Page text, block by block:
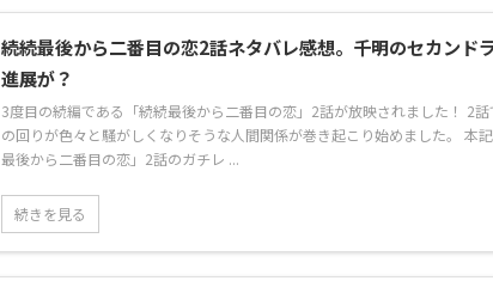
続続最後から二番目の恋2話ネタバレ感想。千明のセカンド
進展が？
3度目の続編である「続続最後から二番目の恋」2話が放映されました！ 2
の回りが色々と騒がしくなりそうな人間関係が巻き起こり始めました。 本
最後から二番目の恋」2話のガチレ ...
続きを見る